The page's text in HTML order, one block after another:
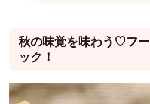
秋の味覚を味わう♡フ
ック！